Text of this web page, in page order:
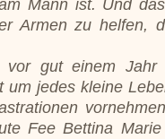
Mann ist. Und
Armen zu helfen,
vor gut einem Jahr
um jedes kleine
Fee Bettina